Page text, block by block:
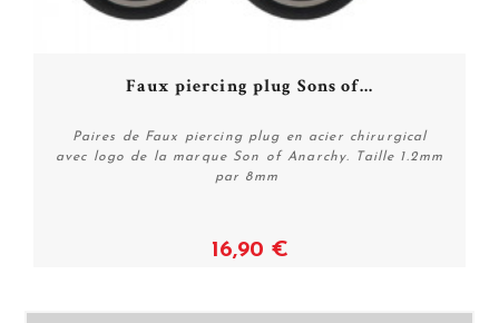
Voir
Faux piercing plug Sons of...
Paires de Faux piercing plug en acier chirurgical
avec logo de la marque Son of Anarchy. Taille 1.2mm
par 8mm
16,90 €